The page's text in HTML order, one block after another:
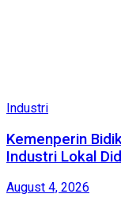
Industri
Kemenperin
Industri Lokal
August 4, 2026